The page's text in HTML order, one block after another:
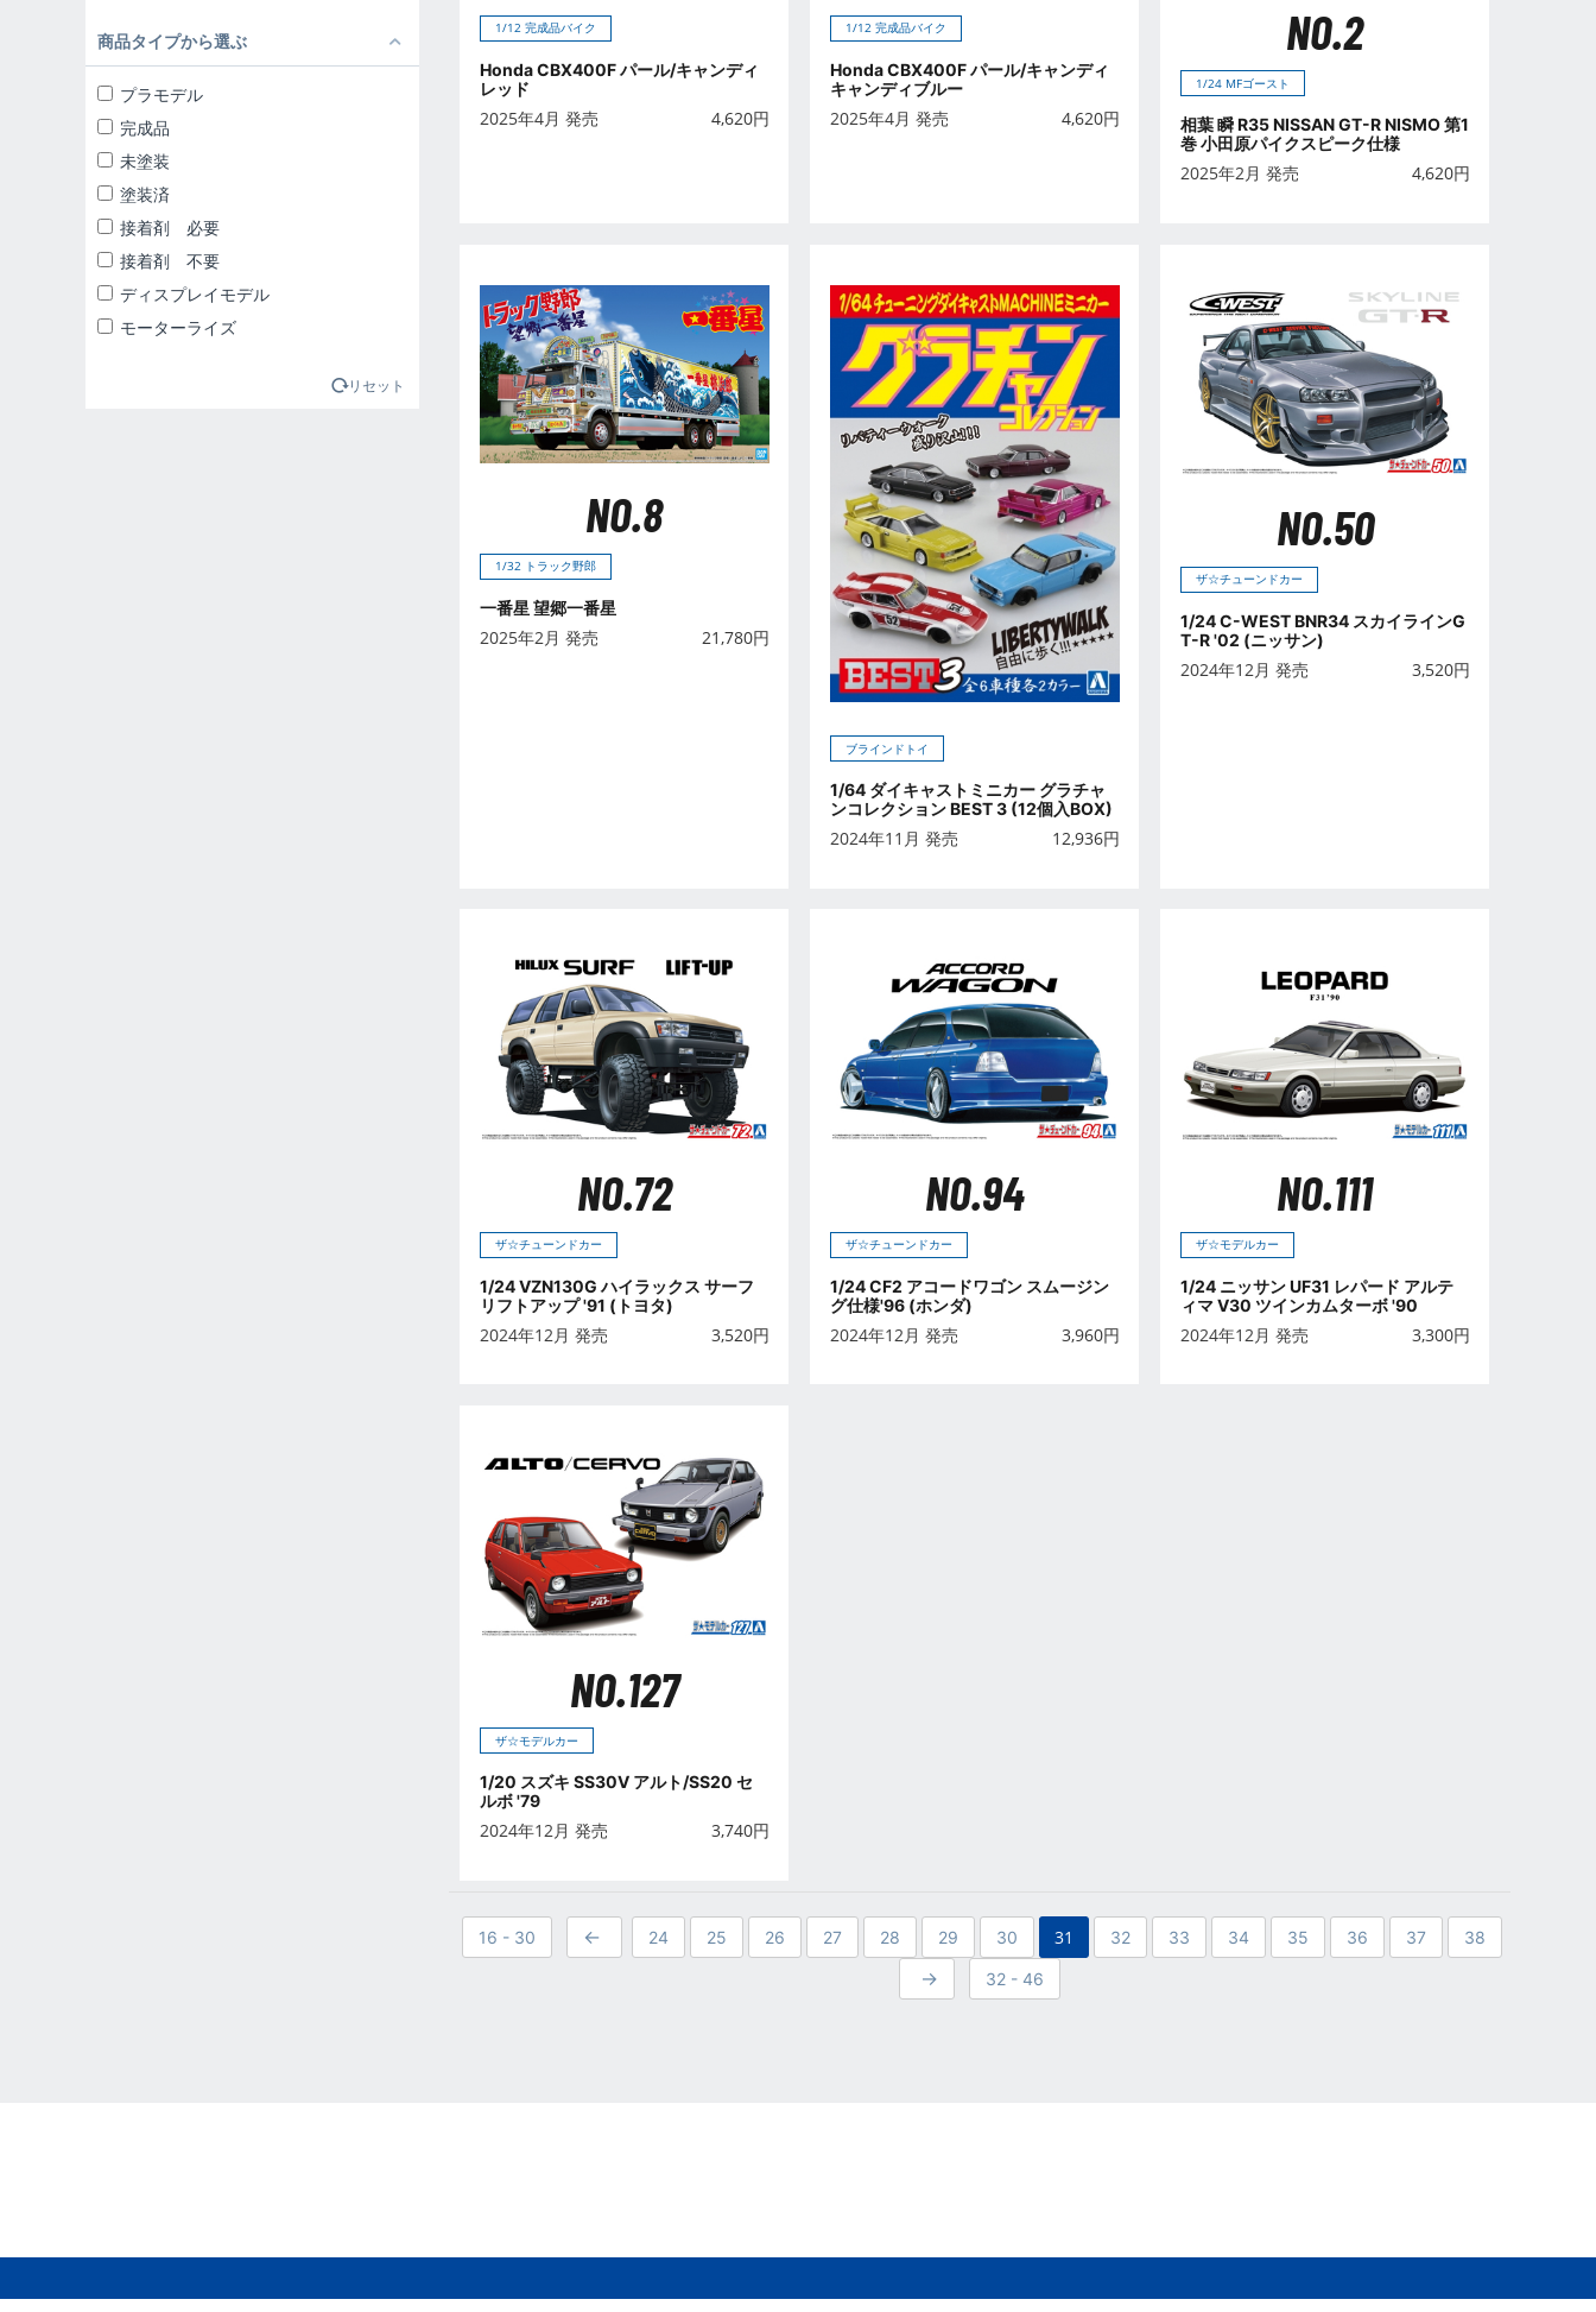
2024年9月
2025年10月
2025年11月
2025年12月
2025年1月
2025年2月
2025年3月
2025年4月
2025年5月
商品タイプから選ぶ
プラモデル
完成品
未塗装
塗装済
接着剤 必要
接着剤 不要
ディスプレイモデル
モーターライズ
リセット
1/12 完成品バイク
Honda CBX400F パール/キャンディ
レッド
2025年4月 発売 4,620円
1/12 完成品バイク
Honda CBX400F パール/キャンディ
キャンディブルー
2025年4月 発売 4,620円
NO.2
1/24 MFゴースト
相葉 瞬 R35 NISSAN GT-R NISMO 第1
巻 小田原パイクスピーク仕様
2025年2月 発売 4,620円
NO.8
1/32 トラック野郎
一番星 望郷一番星
2025年2月 発売 21,780円
ブラインドトイ
1/64 ダイキャストミニカー グラチャ
ンコレクション BEST 3 (12個入BOX)
2024年11月 発売 12,936円
NO.50
ザ☆チューンドカー
1/24 C-WEST BNR34 スカイラインG
T-R '02 (ニッサン)
2024年12月 発売 3,520円
NO.72
ザ☆チューンドカー
1/24 VZN130G ハイラックス サーフ
リフトアップ '91 (トヨタ)
2024年12月 発売 3,520円
NO.94
ザ☆チューンドカー
1/24 CF2 アコードワゴン スムージン
グ仕様'96 (ホンダ)
2024年12月 発売 3,960円
NO.111
ザ☆モデルカー
1/24 ニッサン UF31 レパード アルテ
ィマ V30 ツインカムターボ '90
2024年12月 発売 3,300円
NO.127
ザ☆モデルカー
1/20 スズキ SS30V アルト/SS20 セ
ルボ '79
2024年12月 発売 3,740円
16 - 30 24 25 26 27 28 29 30 31 32 33 34 35 36 37 38
32 - 46